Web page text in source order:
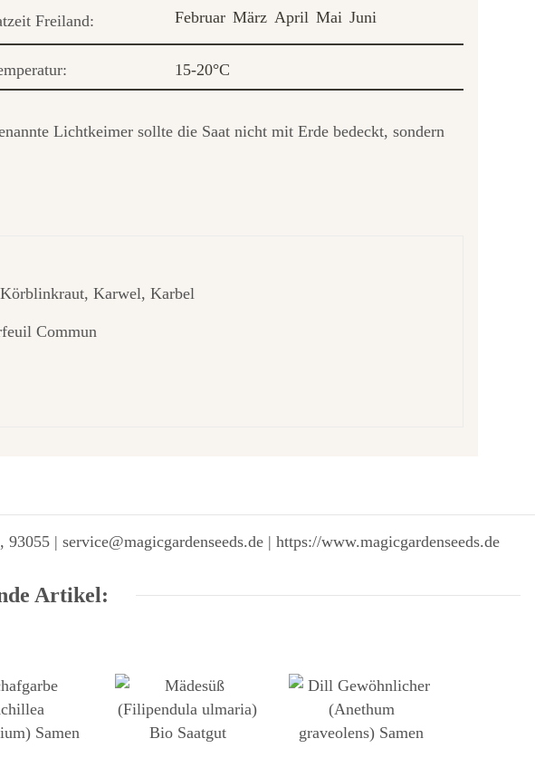
Freiland: Februar März April Mai Juni
15-20°C
Lichtkeimer sollte die Saat nicht mit Erde bedeckt, sondern
Karwel, Karbel
Commun
| service@magicgardenseeds.de | https://www.magicgardenseeds.de
Artikel: